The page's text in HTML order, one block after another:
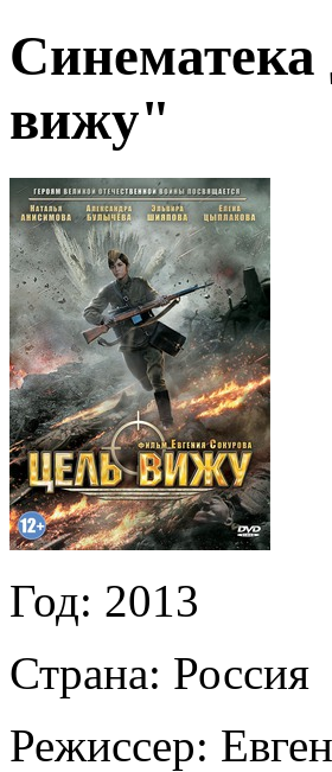
вижу"
Год: 2013
Страна: Россия
Режиссер: